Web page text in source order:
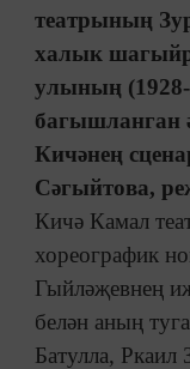
театрының
халык
улының (1928-
багышланган
Кичәнең
Сәгыйтова,
Кичә Камал
хореографик
Гыйләҗевнең
белән аның
Батулла,